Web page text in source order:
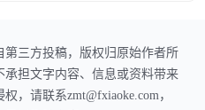
三方投稿，版权归原始作者所
担文字内容、信息或资料带来
，请联系zmt@fxiaoke.com，